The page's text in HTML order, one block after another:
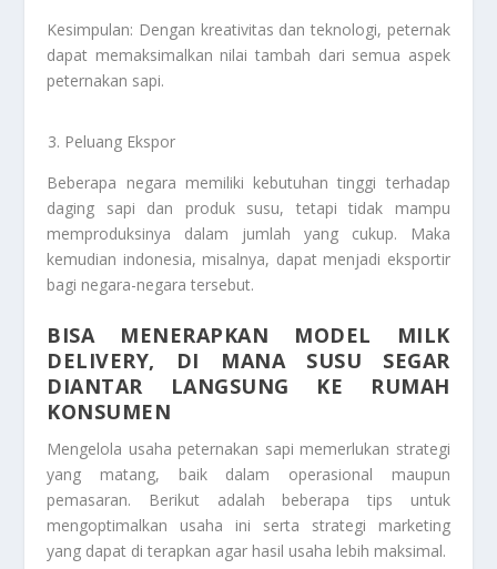
Kesimpulan: Dengan kreativitas dan teknologi, peternak
dapat memaksimalkan nilai tambah dari semua aspek
peternakan sapi.
Peluang Ekspor
Beberapa negara memiliki kebutuhan tinggi terhadap
daging sapi dan produk susu, tetapi tidak mampu
memproduksinya dalam jumlah yang cukup. Maka
kemudian indonesia, misalnya, dapat menjadi eksportir
bagi negara-negara tersebut.
BISA MENERAPKAN MODEL MILK
DELIVERY, DI MANA SUSU SEGAR
DIANTAR LANGSUNG KE RUMAH
KONSUMEN
Mengelola usaha peternakan sapi memerlukan strategi
yang matang, baik dalam operasional maupun
pemasaran. Berikut adalah beberapa tips untuk
mengoptimalkan usaha ini serta strategi marketing
yang dapat di terapkan agar hasil usaha lebih maksimal.